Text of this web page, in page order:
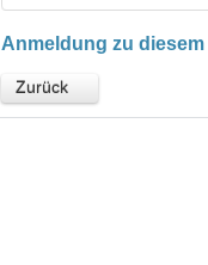
Anmeldung zu
Zurück